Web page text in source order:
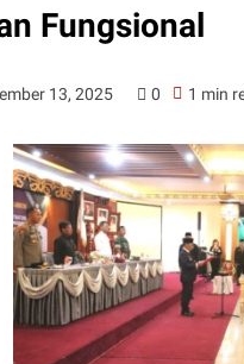
Fungsional
13, 2025 0 1 min